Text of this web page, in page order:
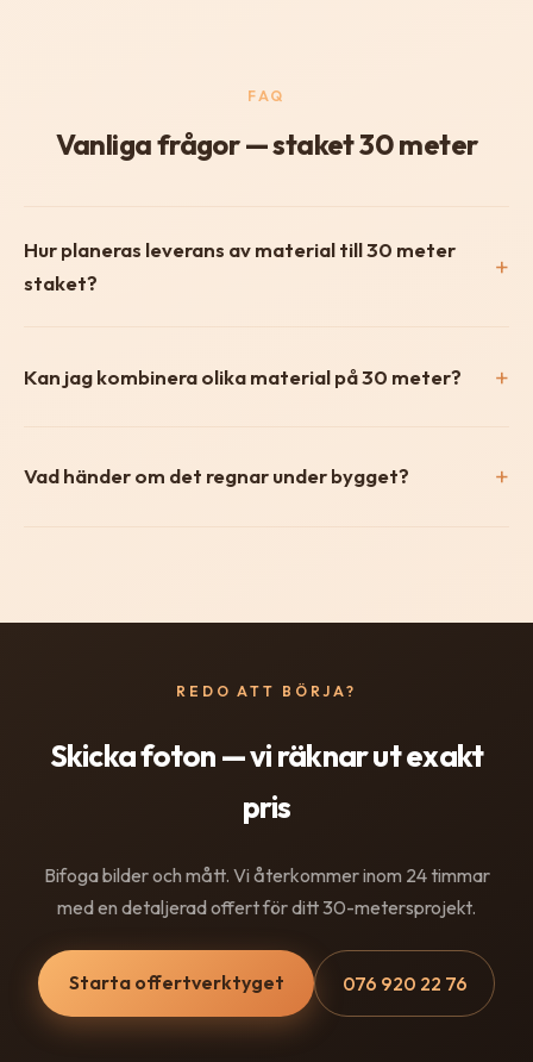
FAQ
Vanliga frågor — staket 30 meter
Hur planeras leverans av material till 30 meter
staket?
Kan jag kombinera olika material på 30 meter?
Vad händer om det regnar under bygget?
REDO ATT BÖRJA?
Skicka foton — vi räknar ut exakt
pris
Bifoga bilder och mått. Vi återkommer inom 24 timmar
med en detaljerad offert för ditt 30-metersprojekt.
Starta offertverktyget 076 920 22 76